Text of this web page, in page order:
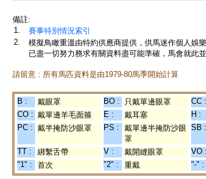
備註:
1.
賽事特別情況索引
2.
模擬鳥瞰重溫由特約供應商提供，供馬迷作個人娛
已盡一切努力務求有關資料盡可能準確，馬會就此
請留意 : 所有馬匹資料是由1979-80馬季開始計算
B : 戴眼罩 BO : 只戴單邊眼罩 CC :
CO : 戴單邊羊毛面箍 E : 戴耳塞 H :
PC : 戴半掩防沙眼罩 PS :
戴單邊半掩防沙眼
罩
SB :
TT : 綁繫舌帶 V : 戴開縫眼罩 VO :
"1" :
首次 "2" : 重戴 "-" :